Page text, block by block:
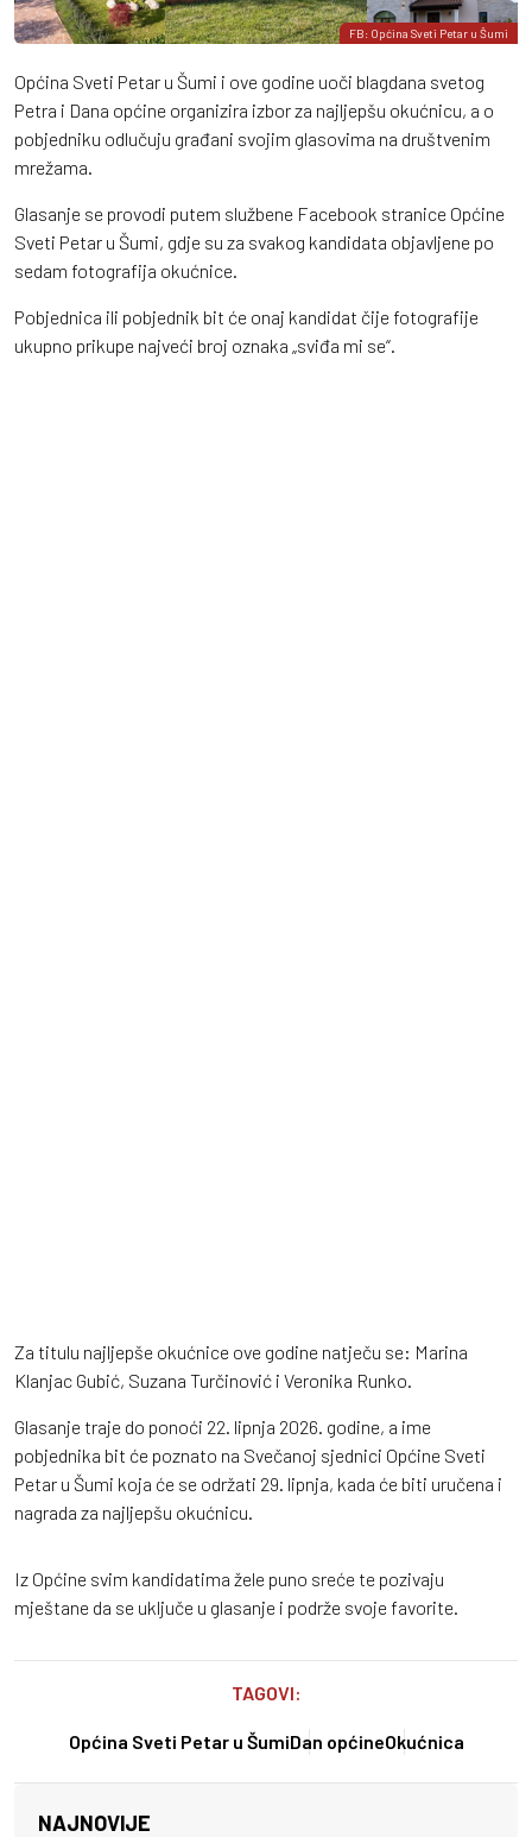
FB: Općina Sveti Petar u Šumi
Općina Sveti Petar u Šumi i ove godine uoči blagdana svetog
Petra i Dana općine organizira izbor za najljepšu okućnicu, a o
pobjedniku odlučuju građani svojim glasovima na društvenim
mrežama.
Glasanje se provodi putem službene Facebook stranice Općine
Sveti Petar u Šumi, gdje su za svakog kandidata objavljene po
sedam fotografija okućnice.
Pobjednica ili pobjednik bit će onaj kandidat čije fotografije
ukupno prikupe najveći broj oznaka „sviđa mi se“.
Za titulu najljepše okućnice ove godine natječu se: Marina
Klanjac Gubić, Suzana Turčinović i Veronika Runko.
Glasanje traje do ponoći 22. lipnja 2026. godine, a ime
pobjednika bit će poznato na Svečanoj sjednici Općine Sveti
Petar u Šumi koja će se održati 29. lipnja, kada će biti uručena i
nagrada za najljepšu okućnicu.
Iz Općine svim kandidatima žele puno sreće te pozivaju
mještane da se uključe u glasanje i podrže svoje favorite.
TAGOVI:
Općina Sveti Petar u ŠumiDan općineOkućnica
NAJNOVIJE